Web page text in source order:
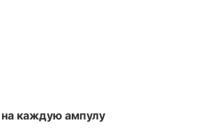
каждую ампулу